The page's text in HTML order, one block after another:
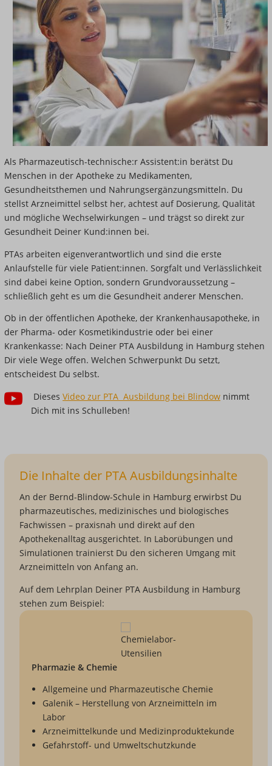
Als Pharmazeutisch-technische:r Assistent:in berätst Du
Menschen in der Apotheke zu Medikamenten,
Gesundheitsthemen und Nahrungsergänzungsmitteln. Du
stellst Arzneimittel selbst her, achtest auf Dosierung, Qualität
und mögliche Wechselwirkungen – und trägst so direkt zur
Gesundheit Deiner Kund:innen bei.
PTAs arbeiten eigenverantwortlich und sind die erste
Anlaufstelle für viele Patient:innen. Sorgfalt und Verlässlichkeit
sind dabei keine Option, sondern Grundvoraussetzung –
schließlich geht es um die Gesundheit anderer Menschen.
Ob in der öffentlichen Apotheke, der Krankenhausapotheke, in
der Pharma- oder Kosmetikindustrie oder bei einer
Krankenkasse: Nach Deiner PTA Ausbildung in Hamburg stehen
Dir viele Wege offen. Welchen Schwerpunkt Du setzt,
entscheidest Du selbst.
Dieses Video zur PTA Ausbildung bei Blindow nimmt
Dich mit ins Schulleben!
Die Inhalte der PTA Ausbildungsinhalte
An der Bernd-Blindow-Schule in Hamburg erwirbst Du
pharmazeutisches, medizinisches und biologisches
Fachwissen – praxisnah und direkt auf den
Apothekenalltag ausgerichtet. In Laborübungen und
Simulationen trainierst Du den sicheren Umgang mit
Arzneimitteln von Anfang an.
Auf dem Lehrplan Deiner PTA Ausbildung in Hamburg
stehen zum Beispiel:
Pharmazie & Chemie
Allgemeine und Pharmazeutische Chemie
Galenik – Herstellung von Arzneimitteln im
Labor
Arzneimittelkunde und Medizinproduktekunde
Gefahrstoff- und Umweltschutzkunde